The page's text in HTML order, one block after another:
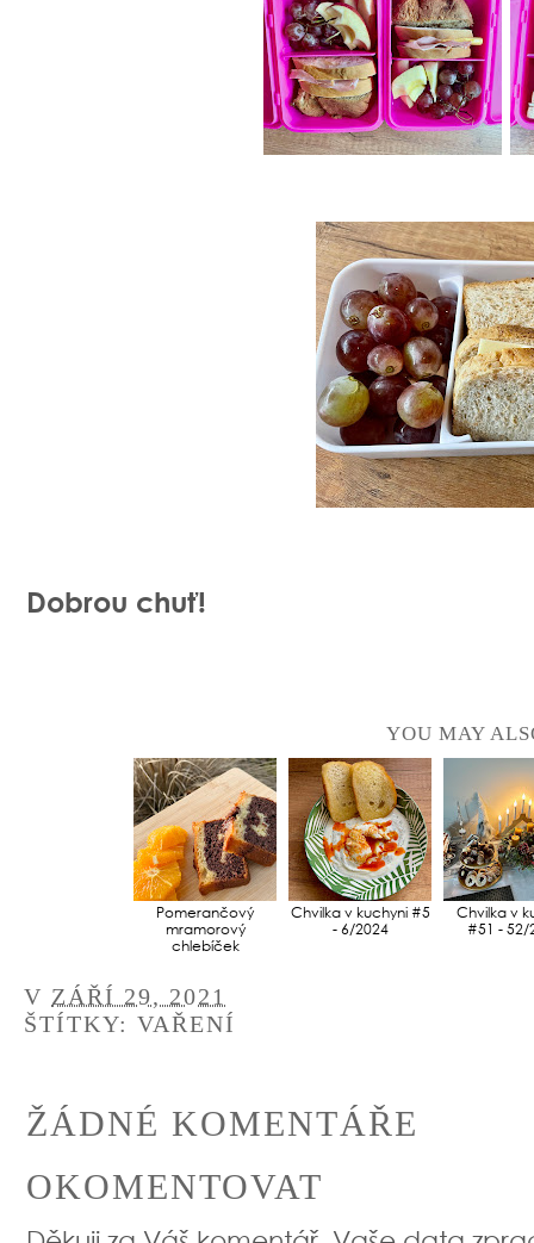
Dobrou chuť!
YOU MAY
Pomerančový
mramorový
chlebíček
Chvilka v kuchyni #5
- 6/2024
Chvilka v
#51 - 52/
V ZÁŘÍ 29, 2021
ŠTÍTKY: VAŘENÍ
ŽÁDNÉ KOMENTÁŘE
OKOMENTOVAT